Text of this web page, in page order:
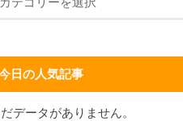
日の人気記事
だデータがありません。